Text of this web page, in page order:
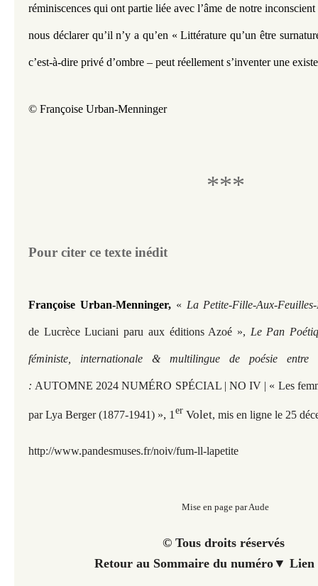
réminiscences qui ont partie liée avec l’âme de notre
nous déclarer qu’il n’y a qu’en « Littérature qu’un être
c’est-à-dire privé d’ombre – peut réellement s’inventer une
© Françoise Urban-Menninger
***
Pour citer ce texte inédit
Françoise Urban-Menninger,« La Petite-Fille-Aux-
de Lucrèce Luciani paru aux éditions Azoé », Le Pan
féministe, internationale & multilingue de poésie entre
: AUTOMNE 2024 NUMÉRO SPÉCIAL | NO IV | « Les
par Lya Berger (1877-1941) », 1er Volet, mis en ligne le 25
http://www.pandesmuses.fr/noiv/fum-ll-lapetite
Mise en page par Aude
© Tous droits réservés
Retour au Sommaire du numéro▼ Lien